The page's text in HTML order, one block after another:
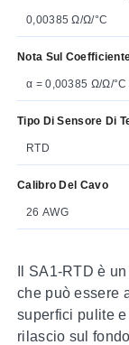
0,00385 Ω/Ω/°C
Nota Sul
α = 0,00385 Ω/Ω/°C
Tipo Di Sensore Di
RTD
Calibro Del Cavo
26 AWG
Il SA1-RTD è
che può essere
superfici pulite
rilascio sul